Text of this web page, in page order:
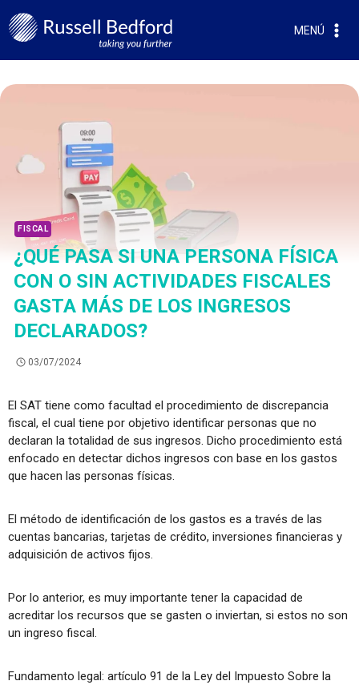
MENÚ
FISCAL
¿QUÉ PASA SI UNA PERSONA FÍSICA
CON O SIN ACTIVIDADES FISCALES
GASTA MÁS DE LOS INGRESOS
DECLARADOS?
03/07/2024
El SAT tiene como facultad el procedimiento de discrepancia
fiscal, el cual tiene por objetivo identificar personas que no
declaran la totalidad de sus ingresos. Dicho procedimiento está
enfocado en detectar dichos ingresos con base en los gastos
que hacen las personas físicas.
El método de identificación de los gastos es a través de las
cuentas bancarias, tarjetas de crédito, inversiones financieras y
adquisición de activos fijos.
Por lo anterior, es muy importante tener la capacidad de
acreditar los recursos que se gasten o inviertan, si estos no son
un ingreso fiscal.
Fundamento legal: artículo 91 de la Ley del Impuesto Sobre la